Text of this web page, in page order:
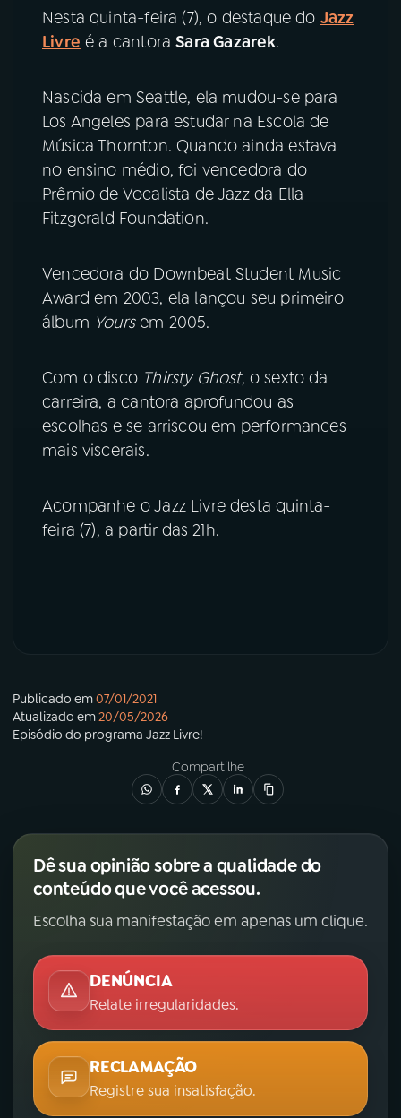
08PRÊMIO RÁDIO MEC
YouTube Facebook
Instagram
Nesta quinta-feira (7), o destaque do Jazz
Livre é a cantoraSara Gazarek.
Nascida em Seattle, ela mudou-se para
Los Angeles para estudar na Escola de
Música Thornton. Quando ainda estava
no ensino médio, foi vencedora do
Prêmio de Vocalista de Jazz da Ella
Fitzgerald Foundation.
Vencedora do Downbeat Student Music
Award em 2003, ela lançou seu primeiro
álbum Yoursem 2005.
Com o disco Thirsty Ghost, o sexto da
carreira, a cantora aprofundou as
escolhas e se arriscou em performances
mais viscerais.
Acompanhe o Jazz Livre desta quinta-
feira (7), a partir das 21h.
Publicado em07/01/2021
Atualizado em20/05/2026
Episódio do programa Jazz Livre!
Compartilhe
Dê sua opinião sobre a qualidade do
conteúdo que você acessou.
Escolha sua manifestação em apenas um clique.
DENÚNCIA
Relate irregularidades.
RECLAMAÇÃO
Registre sua insatisfação.